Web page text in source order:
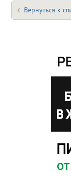
Вернуться к